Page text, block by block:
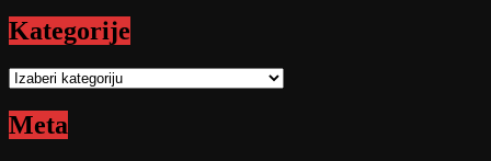
Kategorije
Kategorije
Meta